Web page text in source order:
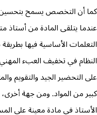
كما أن التخصص يسمح بتحسين
عندما يتلقى المادة من أستاذ
التعلمات الأساسية فيها
النظام في تخفيف العبء
على التحضير الجيد والتقويم
كبير من المواد. ومن جهة
الأستاذ في مادة معينة على